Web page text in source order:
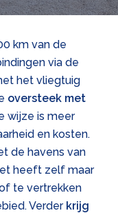
km van de
via de
het vliegtuig
oversteek met
wijze is meer
en kosten.
de havens van
heeft zelf maar
te vertrekken
Verder krijg